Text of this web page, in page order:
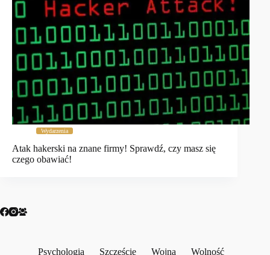
Wydarzenia
Atak hakerski na znane firmy! Sprawdź, czy masz się
czego obawiać!
Psychologia Szczęście Wojna Wolność